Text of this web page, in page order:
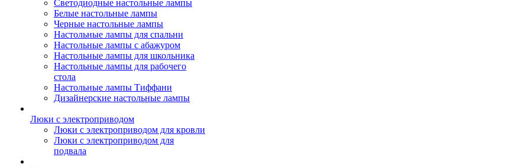
Светодиодные настольные лампы
Белые настольные лампы
Черные настольные лампы
Настольные лампы для спальни
Настольные лампы с абажуром
Настольные лампы для школьника
Настольные лампы для рабочего
стола
Настольные лампы Тиффани
Дизайнерские настольные лампы
Люки с электроприводом
Люки с электроприводом для кровли
Люки с электроприводом для
подвала